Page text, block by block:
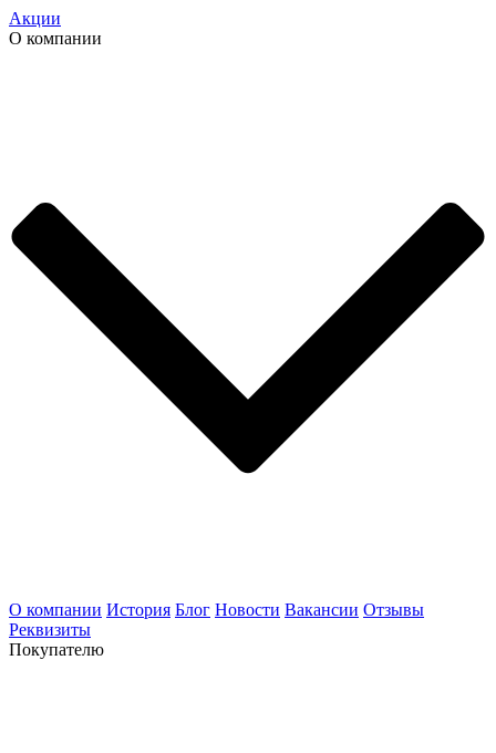
Акции
О компании
О компании История Блог Новости Вакансии Отзывы
Реквизиты
Покупателю